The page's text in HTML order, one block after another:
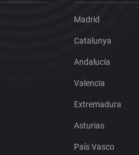
Madrid
Catalunya
Andalucía
Valencia
Extremadura
Asturias
País Vasco